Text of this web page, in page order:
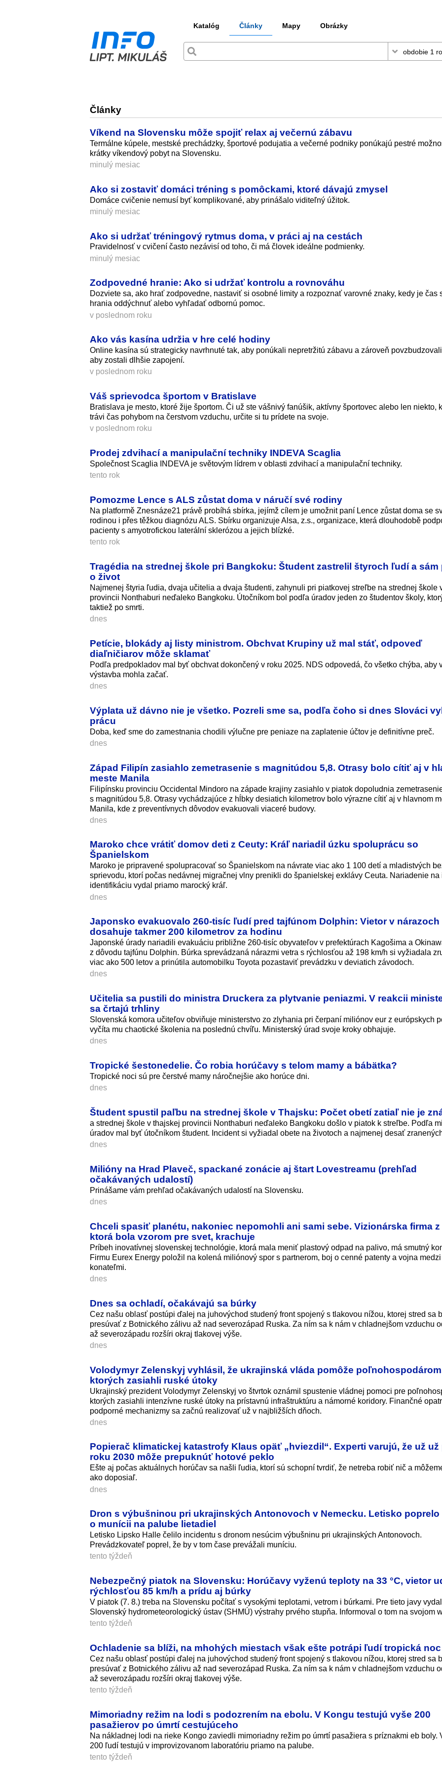
Katalóg Články Mapy Obrázky
Články
Víkend na Slovensku môže spojiť relax aj večernú zábavu
Termálne kúpele, mestské prechádzky, športové podujatia a večerné podniky ponúkajú pestré
krátky víkendový pobyt na Slovensku.
minulý mesiac
Ako si zostaviť domáci tréning s pomôckami, ktoré dávajú zmysel
Domáce cvičenie nemusí byť komplikované, aby prinášalo viditeľný úžitok.
minulý mesiac
Ako si udržať tréningový rytmus doma, v práci aj na cestách
Pravidelnosť v cvičení často nezávisí od toho, či má človek ideálne podmienky.
minulý mesiac
Zodpovedné hranie: Ako si udržať kontrolu a rovnováhu
Dozviete sa, ako hrať zodpovedne, nastaviť si osobné limity a rozpoznať varovné znaky, kedy je čas
hrania oddýchnuť alebo vyhľadať odbornú pomoc.
v poslednom roku
Ako vás kasína udržia v hre celé hodiny
Online kasína sú strategicky navrhnuté tak, aby ponúkali nepretržitú zábavu a zároveň
aby zostali dlhšie zapojení.
v poslednom roku
Váš sprievodca športom v Bratislave
Bratislava je mesto, ktoré žije športom. Či už ste vášnivý fanúšik, aktívny športovec alebo len niekto,
trávi čas pohybom na čerstvom vzduchu, určite si tu prídete na svoje.
v poslednom roku
Prodej zdvihací a manipulační techniky INDEVA Scaglia
Společnost Scaglia INDEVA je světovým lídrem v oblasti zdvihací a manipulační techniky.
tento rok
Pomozme Lence s ALS zůstat doma v náručí své rodiny
Na platformě Znesnáze21 právě probíhá sbírka, jejímž cílem je umožnit paní Lence zůstat doma se
rodinou i přes těžkou diagnózu ALS. Sbírku organizuje Alsa, z.s., organizace, která dlouhodobě
pacienty s amyotrofickou laterální sklerózou a jejich blízké.
tento rok
Tragédia na strednej škole pri Bangkoku: Študent zastrelil štyroch ľudí a sám
o život
Najmenej štyria ľudia, dvaja učitelia a dvaja študenti, zahynuli pri piatkovej streľbe na strednej škole
provincii Nonthaburi neďaleko Bangkoku. Útočníkom bol podľa úradov jeden zo študentov školy,
taktiež po smrti.
dnes
Petície, blokády aj listy ministrom. Obchvat Krupiny už mal stáť, odpoveď
diaľničiarov môže sklamať
Podľa predpokladov mal byť obchvat dokončený v roku 2025. NDS odpovedá, čo všetko chýba, aby
výstavba mohla začať.
dnes
Výplata už dávno nie je všetko. Pozreli sme sa, podľa čoho si dnes Slováci
prácu
Doba, keď sme do zamestnania chodili výlučne pre peniaze na zaplatenie účtov je definitívne preč.
dnes
Západ Filipín zasiahlo zemetrasenie s magnitúdou 5,8. Otrasy bolo cítiť aj v
meste Manila
Filipínsku provinciu Occidental Mindoro na západe krajiny zasiahlo v piatok dopoludnia
s magnitúdou 5,8. Otrasy vychádzajúce z hĺbky desiatich kilometrov bolo výrazne cítiť aj v hlavnom
Manila, kde z preventívnych dôvodov evakuovali viaceré budovy.
dnes
Maroko chce vrátiť domov deti z Ceuty: Kráľ nariadil úzku spoluprácu so
Španielskom
Maroko je pripravené spolupracovať so Španielskom na návrate viac ako 1 100 detí a mladistvých
sprievodu, ktorí počas nedávnej migračnej vlny prenikli do španielskej exklávy Ceuta. Nariadenie na
identifikáciu vydal priamo marocký kráľ.
dnes
Japonsko evakuovalo 260-tisíc ľudí pred tajfúnom Dolphin: Vietor v nárazoch
dosahuje takmer 200 kilometrov za hodinu
Japonské úrady nariadili evakuáciu približne 260-tisíc obyvateľov v prefektúrach Kagošima a
z dôvodu tajfúnu Dolphin. Búrka sprevádzaná nárazmi vetra s rýchlosťou až 198 km/h si vyžiadala
viac ako 500 letov a prinútila automobilku Toyota pozastaviť prevádzku v deviatich závodoch.
dnes
Učitelia sa pustili do ministra Druckera za plytvanie peniazmi. V reakcii
sa črtajú trhliny
Slovenská komora učiteľov obviňuje ministerstvo zo zlyhania pri čerpaní miliónov eur z európskych
vyčíta mu chaotické školenia na poslednú chvíľu. Ministerský úrad svoje kroky obhajuje.
dnes
Tropické šestonedelie. Čo robia horúčavy s telom mamy a bábätka?
Tropické noci sú pre čerstvé mamy náročnejšie ako horúce dni.
dnes
Študent spustil paľbu na strednej škole v Thajsku: Počet obetí zatiaľ nie je
a strednej škole v thajskej provincii Nonthaburi neďaleko Bangkoku došlo v piatok k streľbe. Podľa
úradov mal byť útočníkom študent. Incident si vyžiadal obete na životoch a najmenej desať
dnes
Milióny na Hrad Plaveč, spackané zonácie aj štart Lovestreamu (prehľad
očakávaných udalostí)
Prinášame vám prehľad očakávaných udalostí na Slovensku.
dnes
Chceli spasiť planétu, nakoniec nepomohli ani sami sebe. Vizionárska firma z
ktorá bola vzorom pre svet, krachuje
Príbeh inovatívnej slovenskej technológie, ktorá mala meniť plastový odpad na palivo, má smutný
Firmu Eurex Energy položil na kolená miliónový spor s partnerom, boj o cenné patenty a vojna medzi
konateľmi.
dnes
Dnes sa ochladí, očakávajú sa búrky
Cez našu oblasť postúpi ďalej na juhovýchod studený front spojený s tlakovou nížou, ktorej stred sa
presúvať z Botnického zálivu až nad severozápad Ruska. Za ním sa k nám v chladnejšom vzduchu
až severozápadu rozšíri okraj tlakovej výše.
dnes
Volodymyr Zelenskyj vyhlásil, že ukrajinská vláda pomôže
ktorých zasiahli ruské útoky
Ukrajinský prezident Volodymyr Zelenskyj vo štvrtok oznámil spustenie vládnej pomoci pre
ktorých zasiahli intenzívne ruské útoky na prístavnú infraštruktúru a námorné koridory. Finančné
podporné mechanizmy sa začnú realizovať už v najbližších dňoch.
dnes
Popierač klimatickej katastrofy Klaus opäť „hviezdil“. Experti varujú, že už už
roku 2030 môže prepuknúť hotové peklo
Ešte aj počas aktuálnych horúčav sa našli ľudia, ktorí sú schopní tvrdiť, že netreba robiť nič a
ako doposiaľ.
dnes
Dron s výbušninou pri ukrajinských Antonovoch v Nemecku. Letisko
o munícii na palube lietadiel
Letisko Lipsko Halle čelilo incidentu s dronom nesúcim výbušninu pri ukrajinských Antonovoch.
Prevádzkovateľ poprel, že by v tom čase prevážali muníciu.
tento týždeň
Nebezpečný piatok na Slovensku: Horúčavy vyženú teploty na 33 °C, vietor
rýchlosťou 85 km/h a prídu aj búrky
V piatok (7. 8.) treba na Slovensku počítať s vysokými teplotami, vetrom i búrkami. Pre tieto javy vydal
Slovenský hydrometeorologický ústav (SHMÚ) výstrahy prvého stupňa. Informoval o tom na svojom
tento týždeň
Ochladenie sa blíži, na mhohých miestach však ešte potrápi ľudí tropická noc
Cez našu oblasť postúpi ďalej na juhovýchod studený front spojený s tlakovou nížou, ktorej stred sa
presúvať z Botnického zálivu až nad severozápad Ruska. Za ním sa k nám v chladnejšom vzduchu
až severozápadu rozšíri okraj tlakovej výše.
tento týždeň
Mimoriadny režim na lodi s podozrením na ebolu. V Kongu testujú vyše 200
pasažierov po úmrtí cestujúceho
Na nákladnej lodi na rieke Kongo zaviedli mimoriadny režim po úmrtí pasažiera s príznakmi eb boly.
200 ľudí testujú v improvizovanom laboratóriu priamo na palube.
tento týždeň